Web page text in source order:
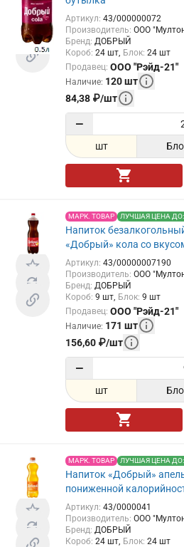
Артикул: 43/000000072
Производитель: ООО
Бренд: ДОБРЫЙ
Короб: 24 шт Блок: 24 шт
Продавец: ООО "Рэйд-21"
Наличие: 120шт
84,38 ₽/шт
−
шт
МАРК. ТОВАР ЛУЧШАЯ ЦЕНА ДО:
Напиток
«Добрый» кола со
Артикул: 43/00000007190
Производитель: ООО
Бренд: ДОБРЫЙ
Короб: 9 шт Блок: 9 шт
Продавец: ООО "Рэйд-21"
Наличие: 171 шт
156,60 ₽/шт
−
шт
МАРК. ТОВАР ЛУЧШАЯ ЦЕНА ДО:
Напиток «Добрый»
пониженной
Артикул: 43/0000041
Производитель: ООО
Бренд: ДОБРЫЙ
Короб: 24 шт Блок: 24 шт